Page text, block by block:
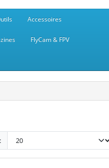
Accessoires
FlyCam & FPV